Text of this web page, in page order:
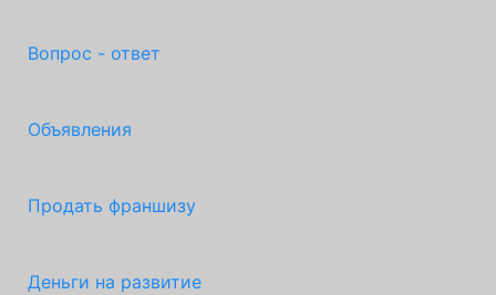
Вопрос - ответ
Объявления
Продать франшизу
Деньги на развитие